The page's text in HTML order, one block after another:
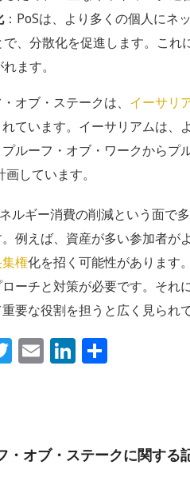
：PoSは、より多くの個人にネ
で、分散化を促進します。これ
ます。
オブ・ステークは、 イーサリ
ています。イーサリアムは、
ルーフ・オブ・ワークからプ
画しています。
ルギー消費の削減という面で
例えば、資産が多い参加者が
権化を招く可能性があります
ーチと対策が必要です。それ
要な役割を担うと広く見られ
Twitter
EmailLinkedIn
・オブ・ステークに関する